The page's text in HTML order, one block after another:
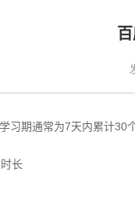
习期通常为7天内累计30
长